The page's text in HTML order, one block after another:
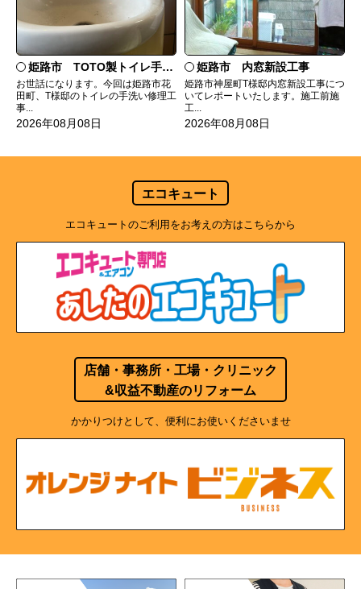
姫路市 TOTO製トイレ手洗いの水漏れ修理
お世話になります。今回は姫路市花
田町、T様邸のトイレの手洗い修理工
事...
2026年08月08日
姫路市 内窓新設工事
姫路市神屋町T様邸内窓新設工事につ
いてレポートいたします。施工前施
工...
2026年08月08日
エコキュート
エコキュートのご利用をお考えの方はこちらから
店舗・事務所・工場・クリニック
&収益不動産のリフォーム
かかりつけとして、便利にお使いくださいませ